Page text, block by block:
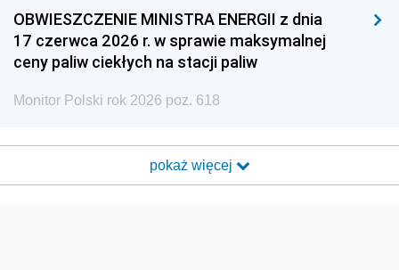
OBWIESZCZENIE MINISTRA ENERGII z dnia
17 czerwca 2026 r. w sprawie maksymalnej
ceny paliw ciekłych na stacji paliw
Monitor Polski rok 2026 poz. 618
pokaż więcej